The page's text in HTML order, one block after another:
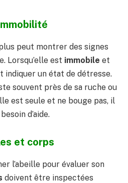
peut montrer des signes
Lorsqu’elle est immobile et
indiquer un état de détresse.
souvent près de sa ruche ou
est seule et ne bouge pas, il
d’aide.
et corps
l’abeille pour évaluer son
doivent être inspectées